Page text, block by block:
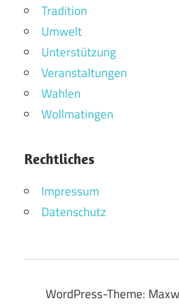
Tradition
Umwelt
Unterstützung
Veranstaltungen
Wahlen
Wollmatingen
Rechtliches
Impressum
Datenschutz
WordPress-Theme: